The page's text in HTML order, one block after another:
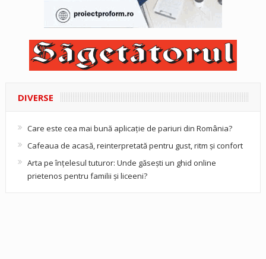
DIVERSE
Care este cea mai bună aplicație de pariuri din România?
Cafeaua de acasă, reinterpretată pentru gust, ritm și confort
Arta pe înțelesul tuturor: Unde găsești un ghid online
prietenos pentru familii și liceeni?